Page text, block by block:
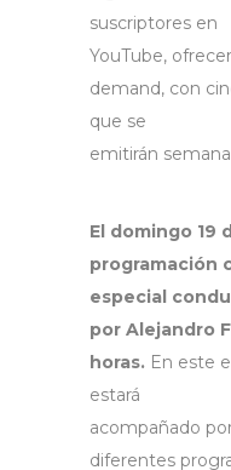
suscriptores en
YouTube,
demand, con
que se
emitirán
El domingo 19
programación
especial
por Alejandro
horas. En este
estará
acompañado
diferentes